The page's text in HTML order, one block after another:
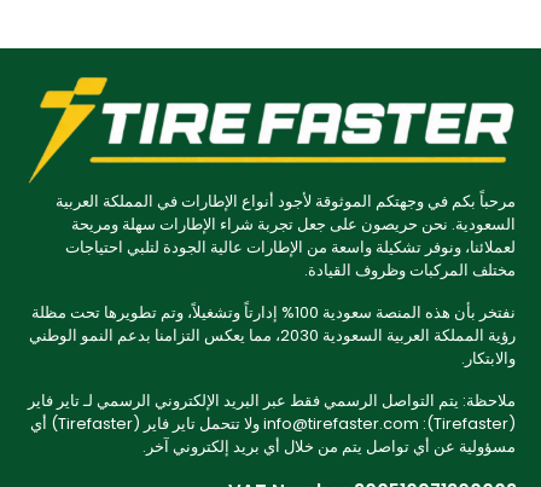
مرحباً بكم في وجهتكم الموثوقة لأجود أنواع الإطارات في المملكة العربية
السعودية. نحن حريصون على جعل تجربة شراء الإطارات سهلة ومريحة
لعملائنا، ونوفر تشكيلة واسعة من الإطارات عالية الجودة لتلبي احتياجات
مختلف المركبات وظروف القيادة.
نفتخر بأن هذه المنصة سعودية 100% إدارتاً وتشغيلاً، وتم تطويرها تحت مظلة
رؤية المملكة العربية السعودية 2030، مما يعكس التزامنا بدعم النمو الوطني
والابتكار.
ملاحظة: يتم التواصل الرسمي فقط عبر البريد الإلكتروني الرسمي لـ تاير فاير
(Tirefaster): info@tirefaster.com ولا تتحمل تاير فاير (Tirefaster) أي
مسؤولية عن أي تواصل يتم من خلال أي بريد إلكتروني آخر.